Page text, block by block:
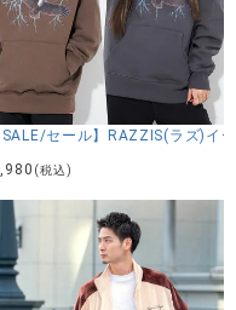
ラズ)バラ総柄オープンカラ
SALE/セール】RAZZIS(ラズ)イ
(税込)